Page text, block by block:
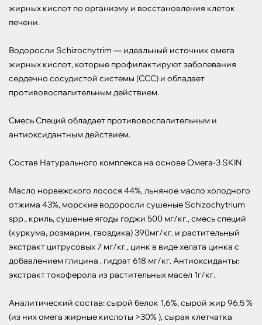
жирных кислот по организму и восстановления клеток
печени.
Водоросли Schizochytrim — идеальный источник омега
жирных кислот, которые профилактируют заболевания
сердечно сосудистой системы (ССС) и обладает
противовоспалительным действием.
Смесь Специй обладает противовоспалительным и
антиоксидантным действием.
Состав Натурального комплекса на основе Омега-3 SKIN
Масло норвежского лосося 44%, льняное масло холодного
отжима 43%, морские водоросли сушеные Schizochytrium
spp., криль, сушеные ягоды годжи 500 мг/кг., смесь специй
(куркума, розмарин, гвоздика) 390мг/кг. и растительный
экстракт цитрусовых 7 мг/кг., цинк в виде хелата цинка с
добавлением глицина , гидрат 618 мг/кг. Антиоксиданты:
экстракт токоферола из растительных масел 1г/кг.
Аналитический состав: сырой белок 1,6%, сырой жир 96,5 %
(из них омега жирные кислоты >30% ), сырая клетчатка